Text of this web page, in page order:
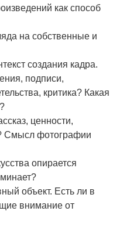
как способ
на собственные и
создания кадра.
подписи,
критика? Какая
ценности,
Смысл фотографии
опирается
объект. Есть ли в
внимание от